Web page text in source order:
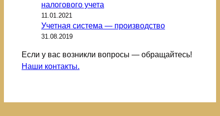
налогового учета
11.01.2021
Учетная система — производство
31.08.2019
Если у вас возникли вопросы — обращайтесь!
Наши контакты.